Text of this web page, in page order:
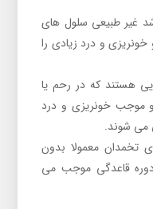
غیر طبیعی سلول های
و درد زیادی را
هستند که در رحم یا
موجب خونریزی و درد
می شوند.
معمولا بدون
دوره قاعدگی موجب می